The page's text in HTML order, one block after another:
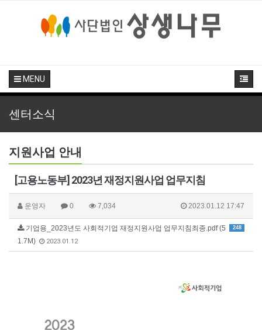
MENU
센터소식
지원사업 안내
[고용노동부] 2023년 재정지원사업 업무지침
운영자 0 7,034 2023.01.12 17:47
248
기업용_2023년도 사회적기업 재정지원사업 업무지침최종.pdf (5
1.7M)
2023.01.12